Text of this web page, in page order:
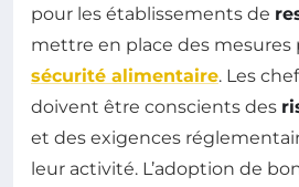
pour les établissements de
mettre en place des mesures
sécurité alimentaire. Les
doivent être conscients des
et des exigences
leur activité. L’adoption de